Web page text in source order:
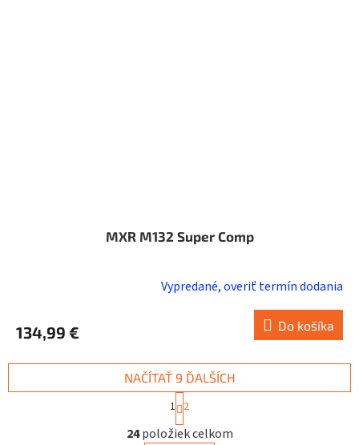
MXR M132 Super Comp
Vypredané, overiť termín dodania
134,99 € Do košíka
O
v
NAČÍTAŤ 9 ĎALŠÍCH
t
r
á
1 2
24položiek celkom